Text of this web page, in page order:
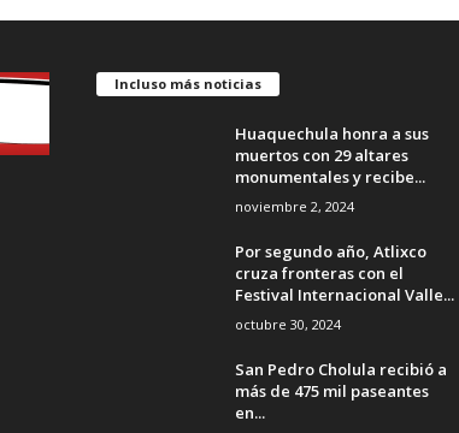
Incluso más noticias
Huaquechula honra a sus
muertos con 29 altares
monumentales y recibe...
noviembre 2, 2024
Por segundo año, Atlixco
cruza fronteras con el
Festival Internacional Valle...
octubre 30, 2024
San Pedro Cholula recibió a
más de 475 mil paseantes
en...